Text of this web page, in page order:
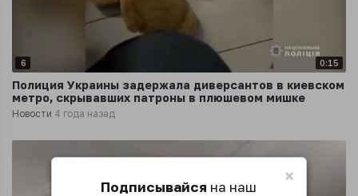
6 0:15
Полиция Украины задержала диверсантов в киевском
метро, скрывавших патроны в плюшевом мишке
Новости 4 года назад
×
Подписывайся на наш